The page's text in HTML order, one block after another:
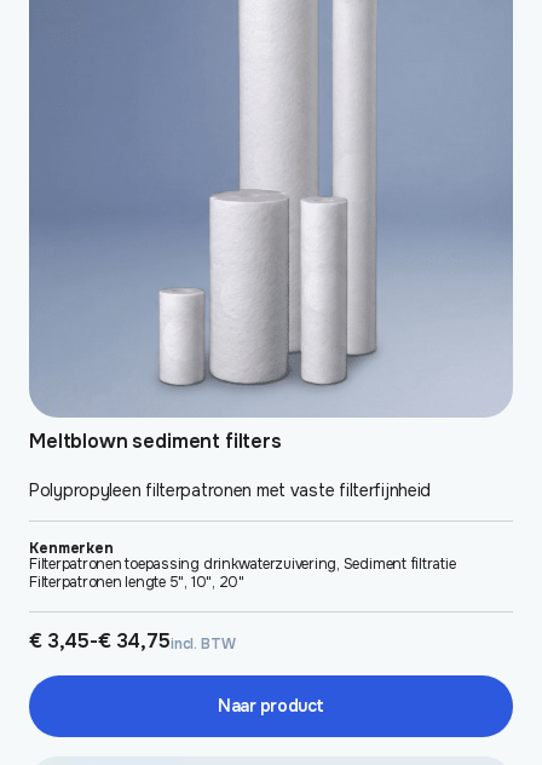
Meltblown sediment filters
Polypropyleen filterpatronen met vaste filterfijnheid
Kenmerken
Filterpatronen toepassing drinkwaterzuivering, Sediment filtratie
Filterpatronen lengte 5", 10", 20"
€3,45-€34,75
Prijsklasse:
€ 3,45
tot
€ 34,75
incl. BTW
Naar product